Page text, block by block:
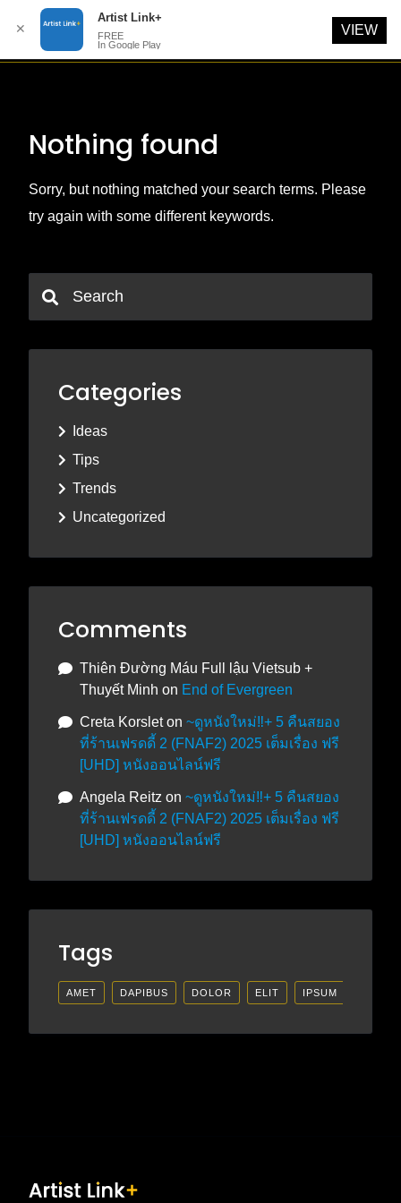
Nothing found
Sorry, but nothing matched your search terms. Please
try again with some different keywords.
Categories
Ideas
Tips
Trends
Uncategorized
Comments
Thiên Đường Máu Full lậu Vietsub +
Thuyết Minh on End of Evergreen
Creta Korsleton ~ดูหนังใหม่‼️+ 5 คืนสยอง
ที่ร้านเฟรดดี้ 2 (FNAF2) 2025 เต็มเรื่อง ฟรี
[UHD] หนังออนไลน์ฟรี
Angela Reitz on ~ดูหนังใหม่‼️+ 5 คืนสยอง
ที่ร้านเฟรดดี้ 2 (FNAF2) 2025 เต็มเรื่อง ฟรี
[UHD] หนังออนไลน์ฟรี
Tags
AMET DAPIBUS DOLOR ELIT IPSUM
✕
Artist Link+
FREE
In Google Play
VIEW